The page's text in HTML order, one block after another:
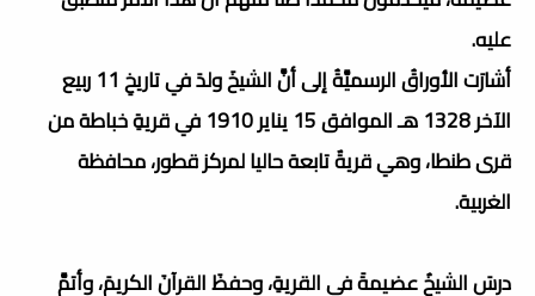
عليه.
أشارَت الأوراقُ الرسميَّةُ إلى أنَّ الشيخَ ولدَ في تاريخِ 11 ربيع
الآخر 1328 هـ الموافق 15 يناير 1910 في قريةِ خباطة من
قرى طنطا، وهي قريةٌ تابعة حاليا لمركز قطور، محافظة
الغربية.
درسَ الشيخُ عضيمةَ في القريةِ، وحفظَ القرآنَ الكريمَ، وأتمَّ